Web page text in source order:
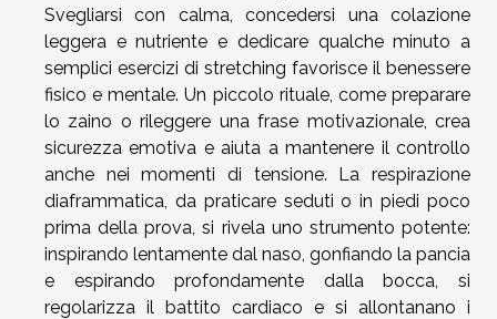
Svegliarsi con calma, concedersi una colazione
leggera e nutriente e dedicare qualche minuto a
semplici esercizi di stretching favorisce il benessere
fisico e mentale. Un piccolo rituale, come preparare
lo zaino o rileggere una frase motivazionale, crea
sicurezza emotiva e aiuta a mantenere il controllo
anche nei momenti di tensione. La respirazione
diaframmatica, da praticare seduti o in piedi poco
prima della prova, si rivela uno strumento potente:
inspirando lentamente dal naso, gonfiando la pancia
e espirando profondamente dalla bocca, si
regolarizza il battito cardiaco e si allontanano i